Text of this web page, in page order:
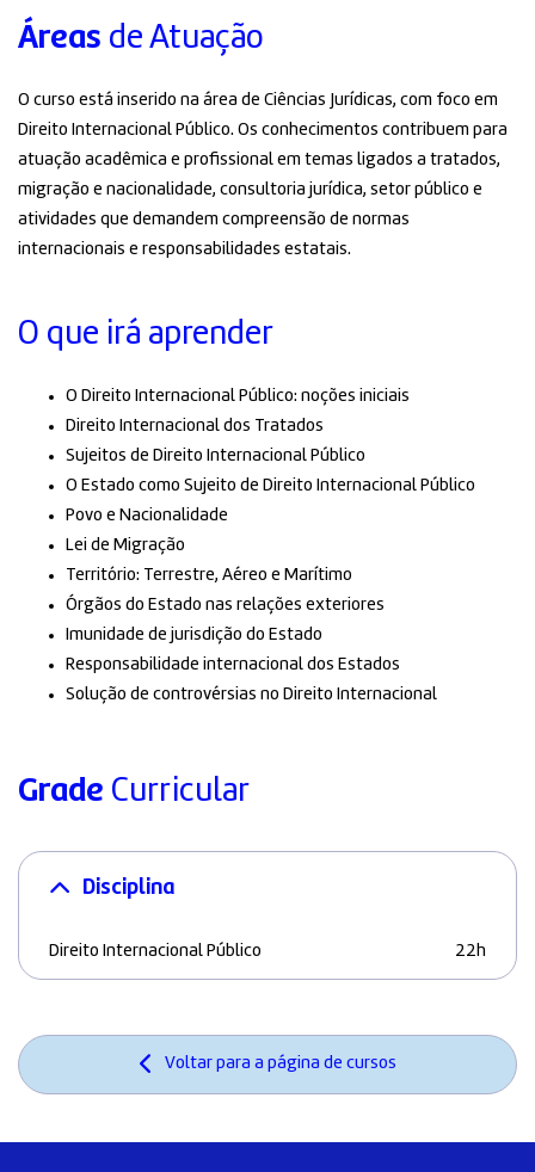
Áreas de Atuação
O curso está inserido na área de Ciências Jurídicas, com foco em
Direito Internacional Público. Os conhecimentos contribuem para
atuação acadêmica e profissional em temas ligados a tratados,
migração e nacionalidade, consultoria jurídica, setor público e
atividades que demandem compreensão de normas
internacionais e responsabilidades estatais.
O que irá aprender
O Direito Internacional Público: noções iniciais
Direito Internacional dos Tratados
Sujeitos de Direito Internacional Público
O Estado como Sujeito de Direito Internacional Público
Povo e Nacionalidade
Lei de Migração
Território: Terrestre, Aéreo e Marítimo
Órgãos do Estado nas relações exteriores
Imunidade de jurisdição do Estado
Responsabilidade internacional dos Estados
Solução de controvérsias no Direito Internacional
Grade Curricular
Disciplina
Direito Internacional Público 22h
Voltar para a página de cursos